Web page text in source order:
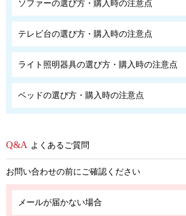
ソファーの選び方・購入時の注意点
テレビ台の選び方・購入時の注意点
ライト照明器具の選び方・購入時の注意点
ベッドの選び方・購入時の注意点
よくあるご質問
お問い合わせの前にご確認ください
メールが届かない場合